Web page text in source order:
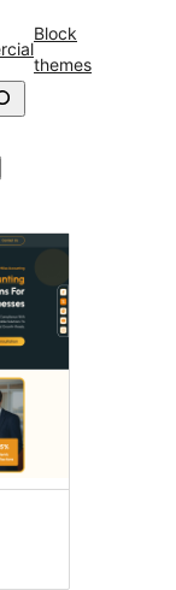
Block
themes